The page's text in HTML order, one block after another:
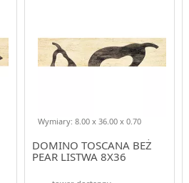
DOMINO TOSCANA BEŻ
PEAR LISTWA 8X36
Wymiary: 8.00 x 36.00 x 0.70